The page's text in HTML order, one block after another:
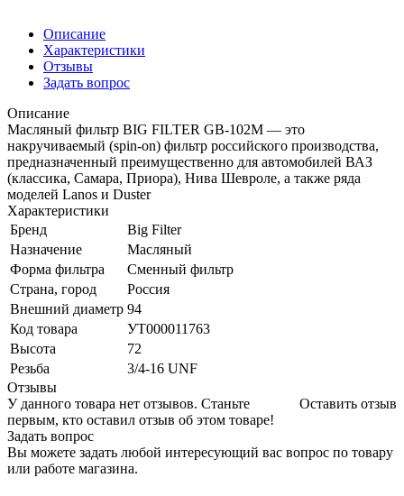
Описание
Характеристики
Отзывы
Задать вопрос
Описание
Масляный фильтр BIG FILTER GB-102M — это
накручиваемый (spin-on) фильтр российского производства,
предназначенный преимущественно для автомобилей ВАЗ
(классика, Самара, Приора), Нива Шевроле, а также ряда
моделей Lanos и Duster
Характеристики
Бренд
Big Filter
Назначение
Масляный
Форма фильтра
Сменный фильтр
Страна, город
Россия
Внешний диаметр 94
Код товара
УТ000011763
Высота
72
Резьба
3/4-16 UNF
Отзывы
Оставить отзыв
У данного товара нет отзывов. Станьте
первым, кто оставил отзыв об этом товаре!
Задать вопрос
Вы можете задать любой интересующий вас вопрос по товару
или работе магазина.